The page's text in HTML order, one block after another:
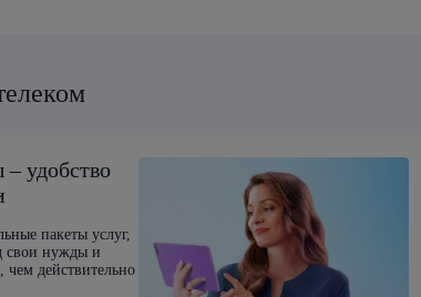
удобство
пакеты услуг,
свои нужды и
чем действительно